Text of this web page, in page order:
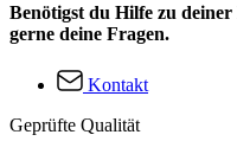
Benötigst du Hilfe zu
gerne deine Fragen.
Kontakt
Geprüfte Qualität